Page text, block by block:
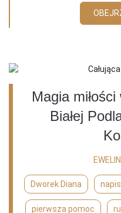
Magia
Białej
Dworek Diana
pierwsza pomoc